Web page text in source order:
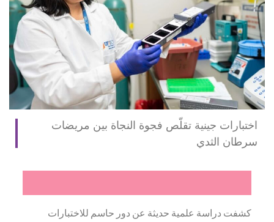
اختبارات جينية تقلّص فجوة النجاة بين مريضات
سرطان الثدي
كشفت دراسة علمية حديثة عن دور حاسم للاختبارات